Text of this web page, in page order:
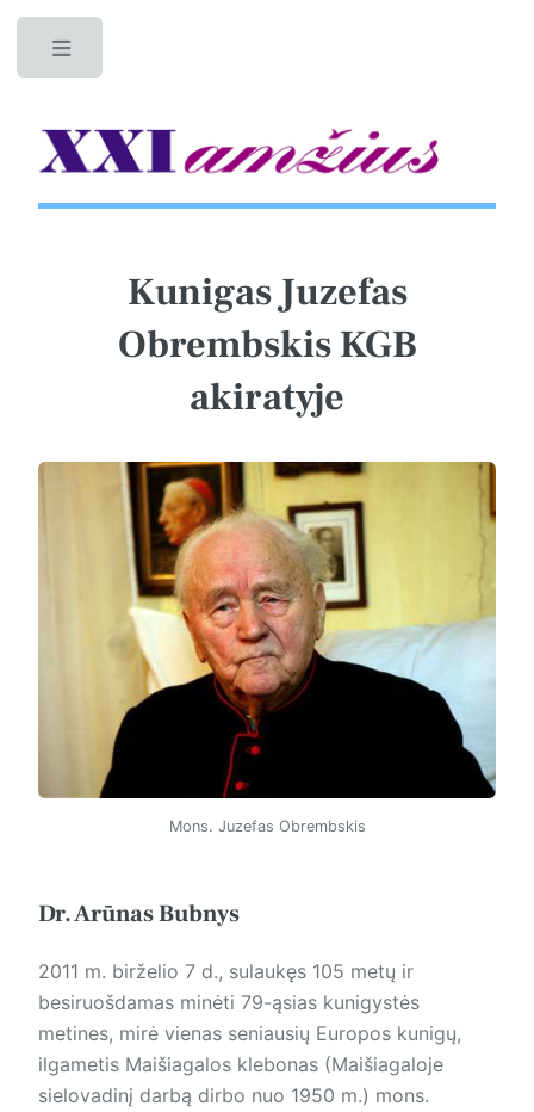
Kunigas Juzefas
Obrembskis KGB
akiratyje
Mons. Juzefas Obrembskis
Dr. Arūnas Bubnys
2011 m. birželio 7 d., sulaukęs 105 metų ir
besiruošdamas minėti 79-ąsias kunigystės
metines, mirė vienas seniausių Europos kunigų,
ilgametis Maišiagalos klebonas (Maišiagaloje
sielovadinį darbą dirbo nuo 1950 m.) mons.